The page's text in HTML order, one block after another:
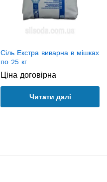
Сіль Екстра виварна в мішках
по 25 кг
Ціна договірна
Читати далі